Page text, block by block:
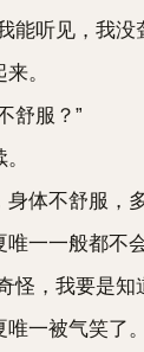
听见，我没
。
服？”
不舒服，多
一般都不会
，我要是知
一被气笑了。